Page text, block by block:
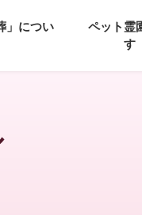
」につい
ペット霊
す